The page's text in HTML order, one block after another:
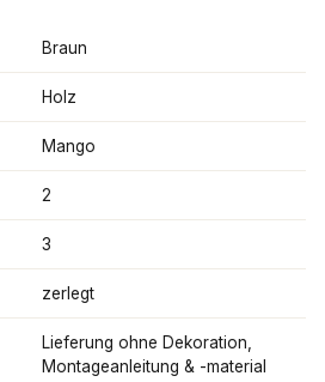
Braun
Holz
Mango
2
3
zerlegt
Lieferung ohne Dekoration,
Montageanleitung & -material